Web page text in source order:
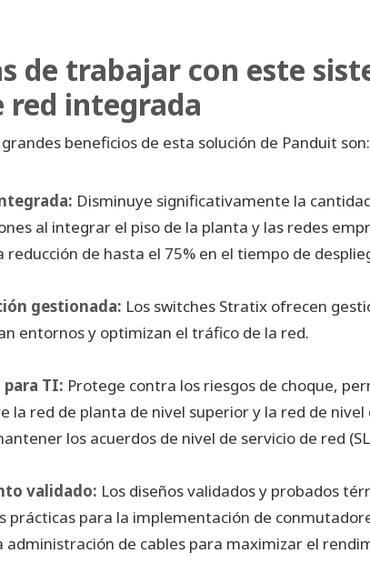
de trabajar con este
red integrada
beneficios de esta solución de Panduit son:
Disminuye significativamente la
al integrar el piso de la planta y las redes
reducción de hasta el 75% en el tiempo de
gestionada: Los switches Stratix ofrecen
entornos y optimizan el tráfico de la red.
para TI: Protege contra los riesgos de choque,
la red de planta de nivel superior y la red de
los acuerdos de nivel de servicio de red
validado: Los diseños validados y probados
prácticas para la implementación de
administración de cables para maximizar el